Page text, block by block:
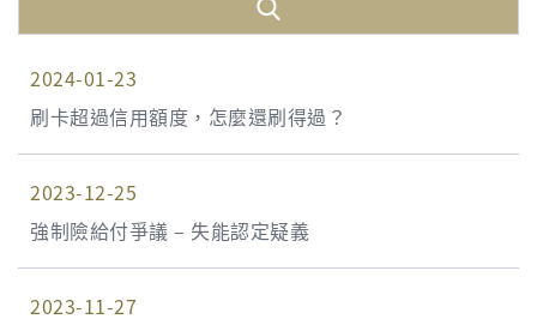
2024-01-23
刷卡超過信用額度，怎麼還刷得過？
2023-12-25
強制險給付爭議 – 失能認定疑義
2023-11-27